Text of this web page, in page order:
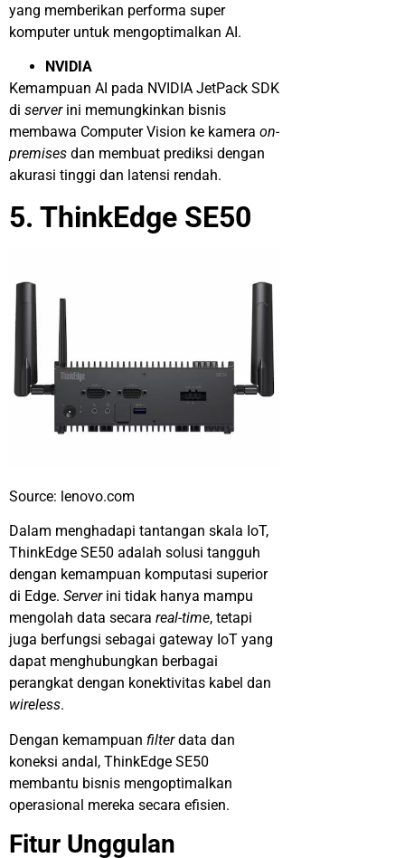
yang memberikan performa super
komputer untuk mengoptimalkan AI.
NVIDIA
Kemampuan AI pada NVIDIA JetPack SDK
di serverini memungkinkan bisnis
membawa Computer Vision ke kamera on-
premises dan membuat prediksi dengan
akurasi tinggi dan latensi rendah.
5. ThinkEdge SE50
Source: lenovo.com
Dalam menghadapi tantangan skala IoT,
ThinkEdge SE50 adalah solusi tangguh
dengan kemampuan komputasi superior
di Edge. Serverini tidak hanya mampu
mengolah data secara real-time, tetapi
juga berfungsi sebagai gateway IoT yang
dapat menghubungkan berbagai
perangkat dengan konektivitas kabel dan
wireless.
Dengan kemampuan filterdata dan
koneksi andal, ThinkEdge SE50
membantu bisnis mengoptimalkan
operasional mereka secara efisien.
Fitur Unggulan